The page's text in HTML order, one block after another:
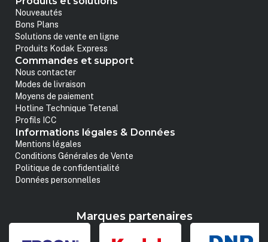
Nouveautés
Bons Plans
Solutions de vente en ligne
Produits Kodak Express
Commandes et support
Nous contacter
Modes de livraison
Moyens de paiement
Hotline Technique Tetenal
Profils ICC
Informations légales & Données
Mentions légales
Conditions Générales de Vente
Politique de confidentialité
Données personnelles
Marques partenaires